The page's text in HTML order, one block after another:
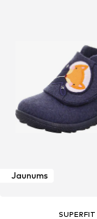
Jaunums
SUPERFIT